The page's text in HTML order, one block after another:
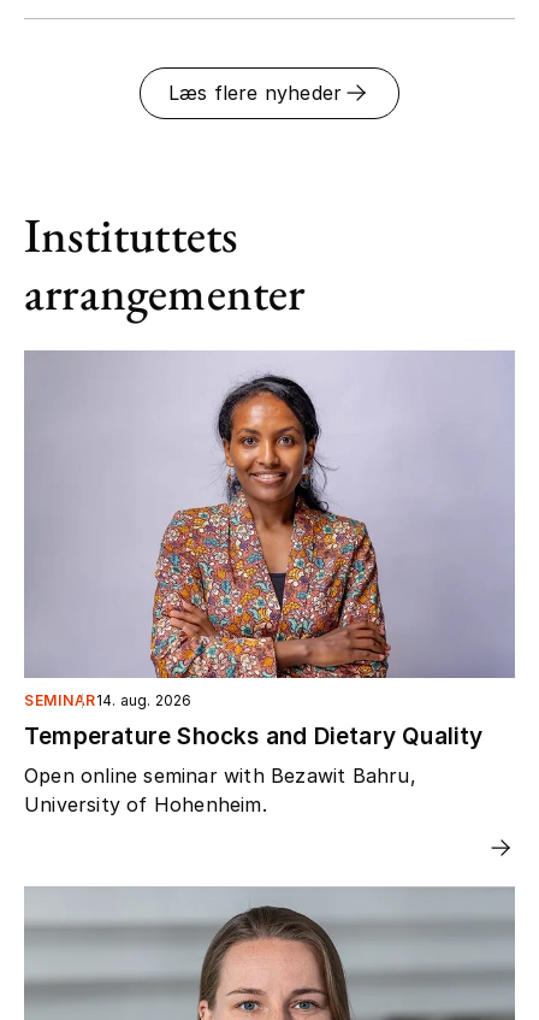
Læs flere nyheder
Instituttets
arrangementer
SEMINAR14. aug. 2026
Temperature Shocks and Dietary Quality
Open online seminar with Bezawit Bahru,
University of Hohenheim.